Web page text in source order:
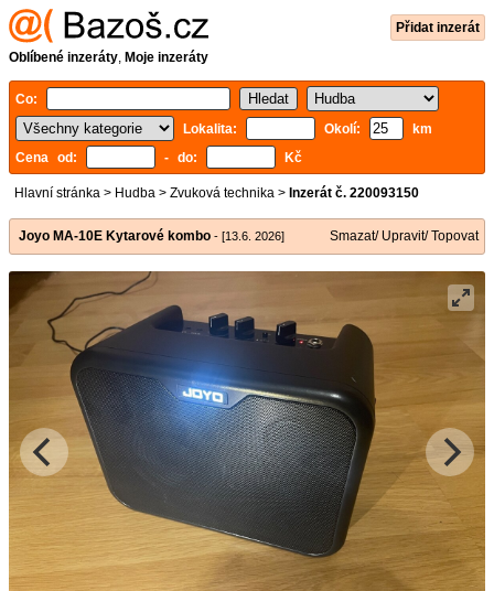
Přidat inzerát
Oblíbené inzeráty, Moje inzeráty
Co:
Lokalita:
Okolí:
km
Cena od:
- do: Kč
Hlavní stránka > Hudba > Zvuková technika > Inzerát č. 220093150
Joyo MA-10E Kytarové kombo - [13.6. 2026] Smazat/ Upravit/ Topovat